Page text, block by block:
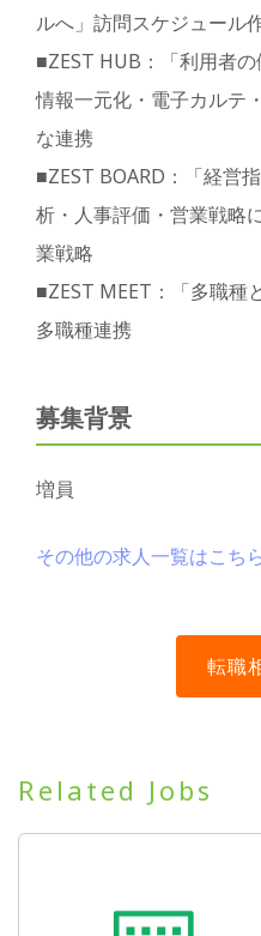
ルへ」訪問スケジュール
■ZEST HUB：「利用者
情報一元化・電子カルテ
な連携
■ZEST BOARD：「経営
析・人事評価・営業戦略
業戦略
■ZEST MEET：「多職種
多職種連携
募集背景
増員
その他の求人一覧はこち
Related Jobs